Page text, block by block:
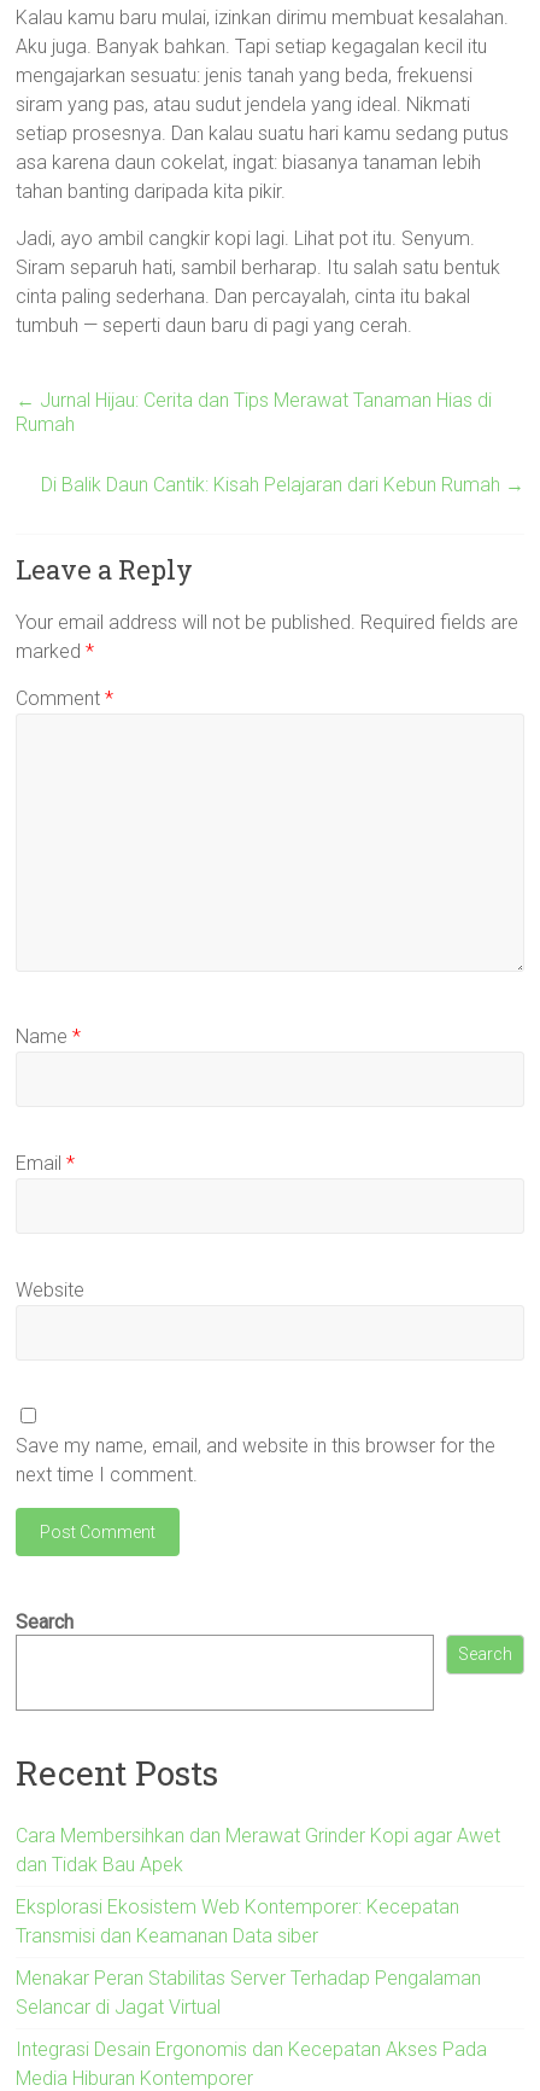
Kalau kamu baru mulai, izinkan dirimu membuat kesalahan.
Aku juga. Banyak bahkan. Tapi setiap kegagalan kecil itu
mengajarkan sesuatu: jenis tanah yang beda, frekuensi
siram yang pas, atau sudut jendela yang ideal. Nikmati
setiap prosesnya. Dan kalau suatu hari kamu sedang putus
asa karena daun cokelat, ingat: biasanya tanaman lebih
tahan banting daripada kita pikir.
Jadi, ayo ambil cangkir kopi lagi. Lihat pot itu. Senyum.
Siram separuh hati, sambil berharap. Itu salah satu bentuk
cinta paling sederhana. Dan percayalah, cinta itu bakal
tumbuh — seperti daun baru di pagi yang cerah.
← Jurnal Hijau: Cerita dan Tips Merawat Tanaman Hias di
Rumah
Di Balik Daun Cantik: Kisah Pelajaran dari Kebun Rumah →
Leave a Reply
Your email address will not be published. Required fields are
marked*
Comment*
Name*
Email*
Website
Save my name, email, and website in this browser for the
next time I comment.
Search
Search
Recent Posts
Cara Membersihkan dan Merawat Grinder Kopi agar Awet
dan Tidak Bau Apek
Eksplorasi Ekosistem Web Kontemporer: Kecepatan
Transmisi dan Keamanan Data siber
Menakar Peran Stabilitas Server Terhadap Pengalaman
Selancar di Jagat Virtual
Integrasi Desain Ergonomis dan Kecepatan Akses Pada
Media Hiburan Kontemporer